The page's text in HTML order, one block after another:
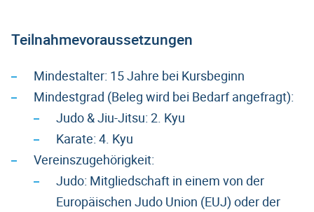
Teilnahmevoraussetzungen
Mindestalter: 15 Jahre bei Kursbeginn
Mindestgrad (Beleg wird bei Bedarf angefragt):
Judo & Jiu-Jitsu: 2. Kyu
Karate: 4. Kyu
Vereinszugehörigkeit:
Judo: Mitgliedschaft in einem von der
Europäischen Judo Union (EUJ) oder der